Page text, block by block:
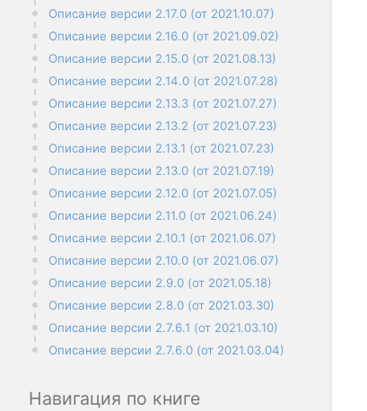
Описание версии 2.17.0 (от 2021.10.07)
Описание версии 2.16.0 (от 2021.09.02)
Описание версии 2.15.0 (от 2021.08.13)
Описание версии 2.14.0 (от 2021.07.28)
Описание версии 2.13.3 (от 2021.07.27)
Описание версии 2.13.2 (от 2021.07.23)
Описание версии 2.13.1 (от 2021.07.23)
Описание версии 2.13.0 (от 2021.07.19)
Описание версии 2.12.0 (от 2021.07.05)
Описание версии 2.11.0 (от 2021.06.24)
Описание версии 2.10.1 (от 2021.06.07)
Описание версии 2.10.0 (от 2021.06.07)
Описание версии 2.9.0 (от 2021.05.18)
Описание версии 2.8.0 (от 2021.03.30)
Описание версии 2.7.6.1 (от 2021.03.10)
Описание версии 2.7.6.0 (от 2021.03.04)
Навигация по книге